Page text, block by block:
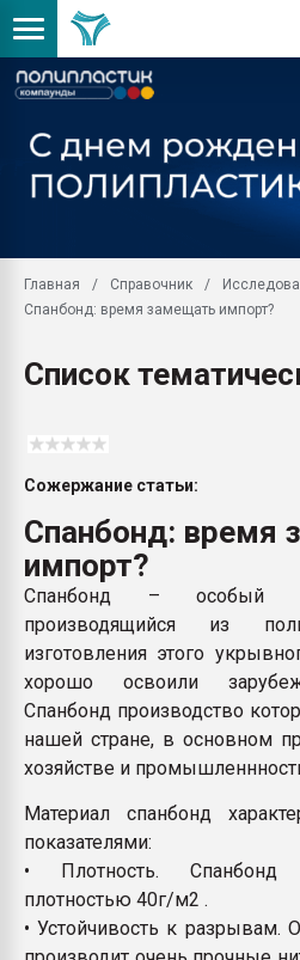
Главная Справочник
Спанбонд: время замещать импорт?
Список
Сожержание статьи:
Спанбонд: время
импорт?
Спанбонд – особый
производящийся из
изготовления этого
хорошо освоили
Спанбонд производство
нашей стране, в основном
хозяйстве и
Материал спанбонд
показателями:
• Плотность. Спанбонд
плотностью 40г/м2 .
• Устойчивость к разрывам.